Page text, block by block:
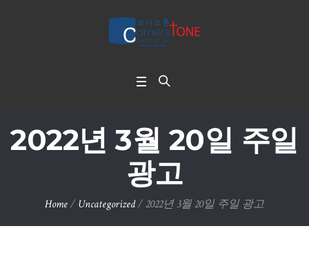
2022년 3월 20일 주일
광고
Home/ Uncategorized/2022년 3월 20일 주일 광고